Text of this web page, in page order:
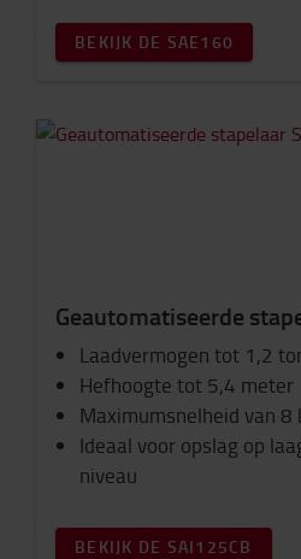
BEKIJK DE SAE160
Geautomatiseerde
Laadvermogen tot 1,2
Hefhoogte tot 5,4 meter
Maximumsnelheid van 8
Ideaal voor opslag op
niveau
BEKIJK DE SAI125CB